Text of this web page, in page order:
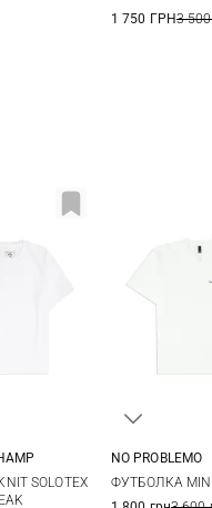
1 750 ГРН3
SOLOTEX
NO PROBLEMO
ФУТБОЛКА MINI